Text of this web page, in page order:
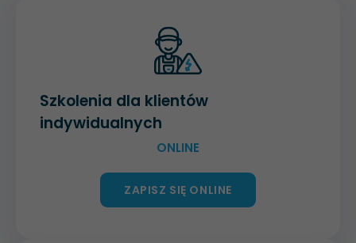
Szkolenia dla klientów
indywidualnych
ONLINE
ZAPISZ SIĘ ONLINE